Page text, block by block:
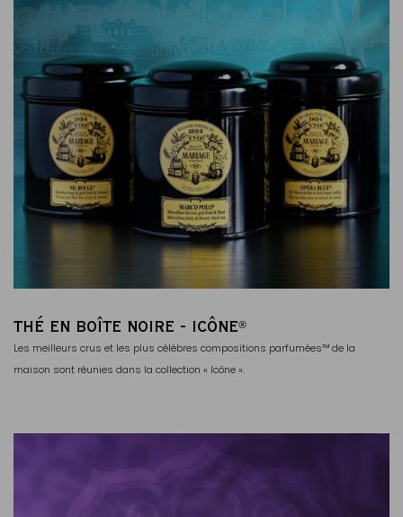
THÉ EN BOÎTE NOIRE - ICÔNE®
Les meilleurs crus et les plus célèbres compositions parfumées™ de la
maison sont réunies dans la collection « Icône ».